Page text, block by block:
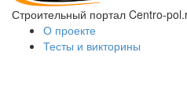
Строительный портал Centro-
О проекте
Тесты и викторины